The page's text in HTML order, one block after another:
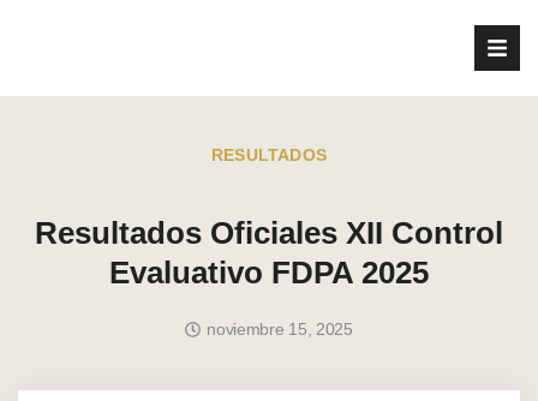
RESULTADOS
Resultados Oficiales XII Control
Evaluativo FDPA 2025
noviembre 15, 2025